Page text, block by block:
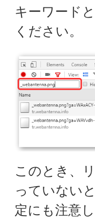
キーワード
ください。
このとき、
っていない
定にも注意